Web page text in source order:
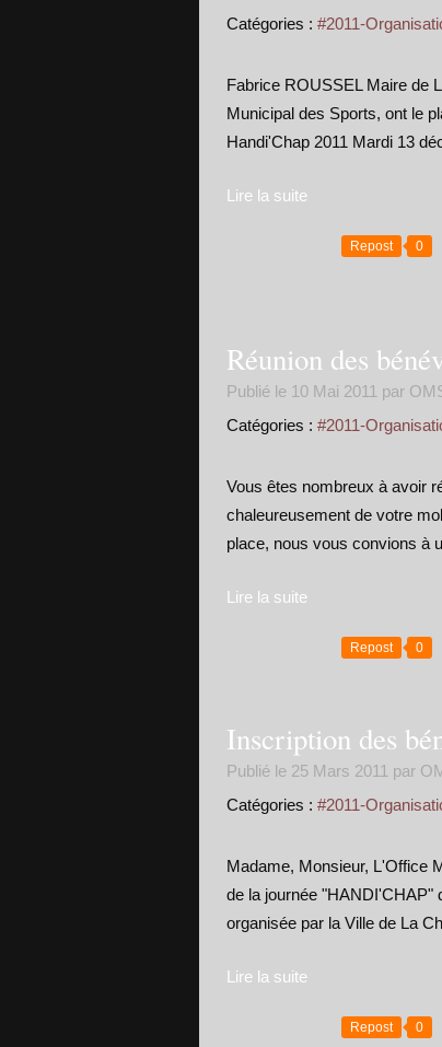
Catégories : #2011-
Fabrice ROUSSEL Maire de
Municipal des Sports, ont le
Handi'Chap 2011 Mardi 13
Lire la suite
Repost 0
Réunion des
Publié le 10 Mai 2011 par
Catégories : #2011-
Vous êtes nombreux à avoir
chaleureusement de votre
place, nous vous convions à
Lire la suite
Repost 0
Inscription des
Publié le 25 Mars 2011 par
Catégories : #2011-
Madame, Monsieur, L'Office
de la journée "HANDI'CHAP"
organisée par la Ville de La
Lire la suite
Repost 0